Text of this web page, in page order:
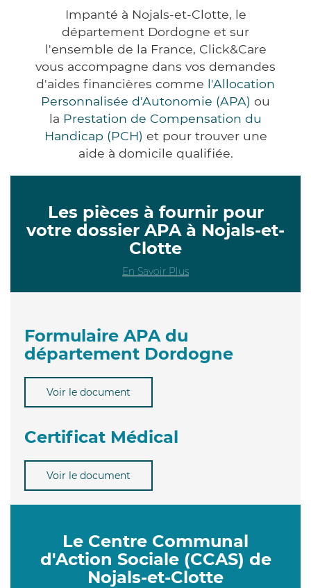
Impanté à Nojals-et-Clotte, le
département Dordogne et sur
l'ensemble de la France, Click&Care
vous accompagne dans vos demandes
d'aides financières comme l'Allocation
Personnalisée d'Autonomie (APA) ou
la Prestation de Compensation du
Handicap (PCH) et pour trouver une
aide à domicile qualifiée.
Les pièces à fournir pour
votre dossier APA à Nojals-et-
Clotte
En Savoir Plus
Formulaire APA du
département Dordogne
Voir le document
Certificat Médical
Voir le document
Le Centre Communal
d'Action Sociale (CCAS) de
Nojals-et-Clotte